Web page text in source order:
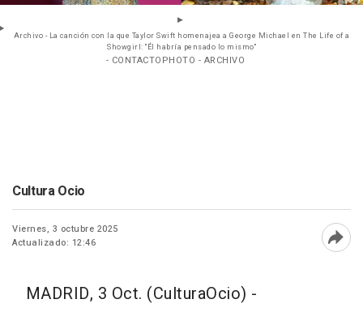
Archivo - La canción con la que Taylor Swift homenajea a George Michael en The Life of a
Showgirl: "Él habría pensado lo mismo"
- CONTACTOPHOTO - ARCHIVO
Cultura Ocio
Viernes, 3 octubre 2025
Actualizado: 12:46
MADRID, 3 Oct. (CulturaOcio) -